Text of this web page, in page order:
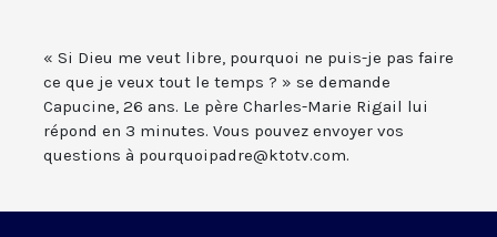
« Si Dieu me veut libre, pourquoi ne puis-je pas faire
ce que je veux tout le temps ? » se demande
Capucine, 26 ans. Le père Charles-Marie Rigail lui
répond en 3 minutes. Vous pouvez envoyer vos
questions à pourquoipadre@ktotv.com.